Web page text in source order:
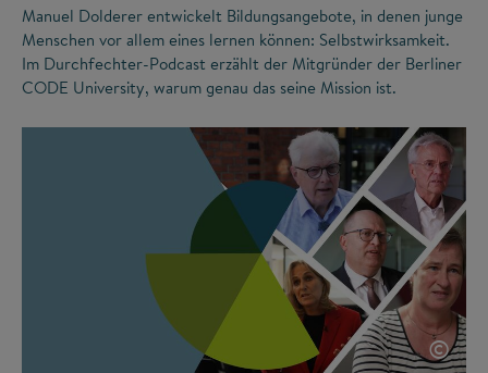
Manuel Dolderer entwickelt Bildungsangebote, in denen junge
Menschen vor allem eines lernen können: Selbstwirksamkeit.
Im Durchfechter-Podcast erzählt der Mitgründer der Berliner
CODE University, warum genau das seine Mission ist.
©